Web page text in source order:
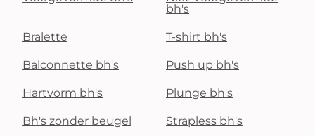
bh's
Bralette T-shirt bh's
Balconnette bh's Push up bh's
Hartvorm bh's Plunge bh's
Bh's zonder beugel Strapless bh's